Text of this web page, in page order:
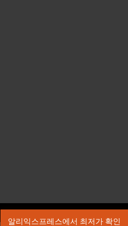
알리익스프레스에서 최저가 확인